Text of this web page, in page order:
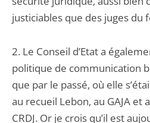
justiciables que des juges du
2. Le Conseil d’Etat a
politique de communication
que par le passé, où elle
au recueil Lebon, au GAJA et
CRDJ. Or je crois qu’il est